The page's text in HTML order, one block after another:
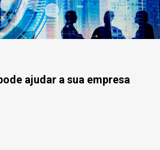
ajudar a sua empresa